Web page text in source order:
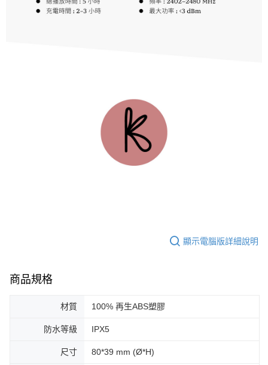
顯示電腦版詳細說明
商品規格
材質 100% 再生ABS塑膠
防水等級 IPX5
尺寸 80*39 mm (Ø*H)